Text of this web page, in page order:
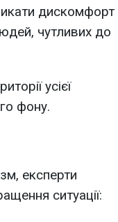
дискомфорт
чутливих до
усієї
фону.
експерти
ситуації: